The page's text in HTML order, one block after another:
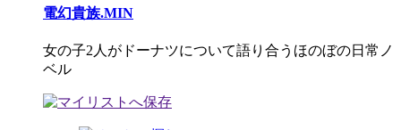
電幻貴族.MIN
女の子2人がドーナツについて語り合うほのぼの日常ノ
ベル